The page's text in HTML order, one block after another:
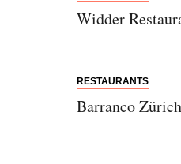
Widder
RESTAURANTS
Barranco